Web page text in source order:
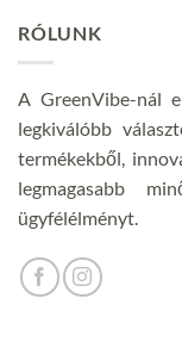
RÓLUNK
A GreenVibe-nál
legkiválóbb
termékekből,
legmagasabb
ügyfélélményt.